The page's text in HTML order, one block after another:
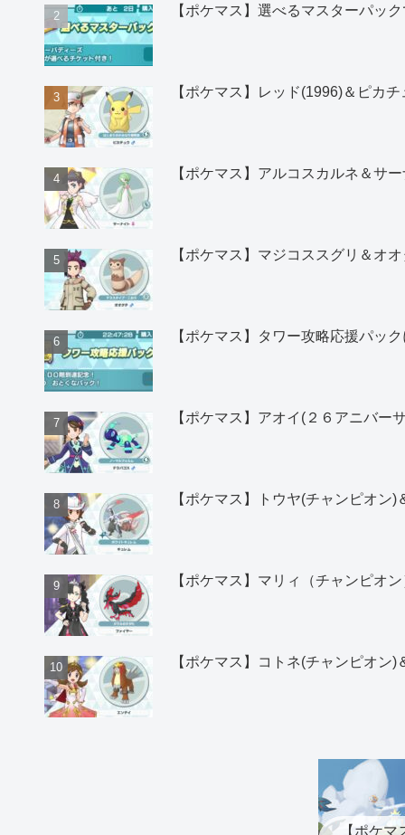
【ポケマス】選べるマスターパッ
【ポケマス】レッド(1996)＆ピカ
【ポケマス】アルコスカルネ＆サ
【ポケマス】マジコススグリ＆オ
【ポケマス】タワー攻略応援パッ
【ポケマス】アオイ(２６アニバ
【ポケマス】トウヤ(チャンピオ
【ポケマス】マリィ（チャンピオ
【ポケマス】コトネ(チャンピオ
【ポケ